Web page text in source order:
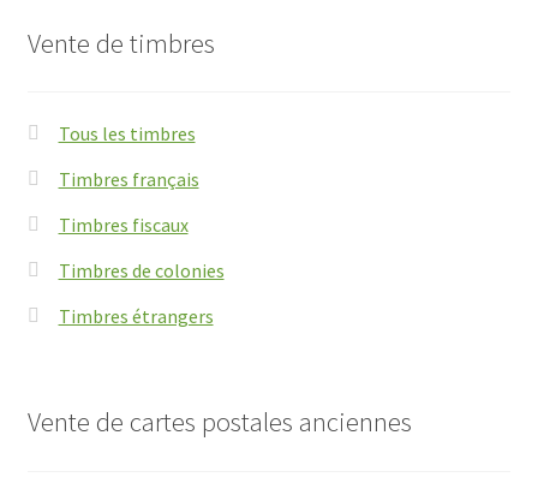
Vente de timbres
Tous les timbres
Timbres français
Timbres fiscaux
Timbres de colonies
Timbres étrangers
Vente de cartes postales anciennes